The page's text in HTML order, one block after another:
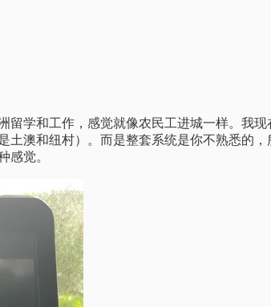
学和工作，感觉就像农民工进城一样。我
澳和纽村）。而是整套系统是你不熟悉的
感觉。